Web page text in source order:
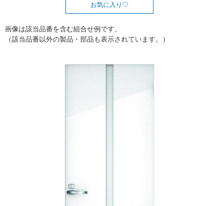
お気に入り
画像は該当品番を含む組合せ例です。
（該当品番以外の製品・部品も表示されています。）